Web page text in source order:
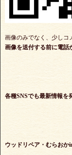
画像のみでなく、少しコ
画像を送付する前に電話
各種SNSでも最新情報を
ぜひチェッ
ウッドリペア・むらおか